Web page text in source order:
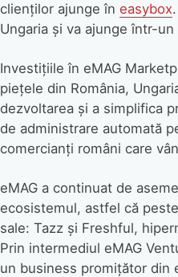
clienților ajunge în easybox
Ungaria și va ajunge într-
Investițiile în eMAG
piețele din România,
dezvoltarea și a simplifica
de administrare automată
comercianți români care
eMAG a continuat de
ecosistemul, astfel că
sale: Tazz și Freshful,
Prin intermediul eMAG
un business promițător din